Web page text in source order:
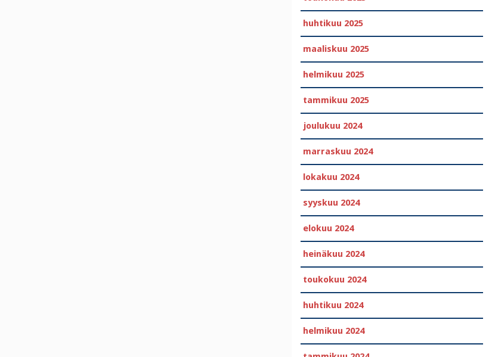
huhtikuu 2025
maaliskuu 2025
helmikuu 2025
tammikuu 2025
joulukuu 2024
marraskuu 2024
lokakuu 2024
syyskuu 2024
elokuu 2024
heinäkuu 2024
toukokuu 2024
huhtikuu 2024
helmikuu 2024